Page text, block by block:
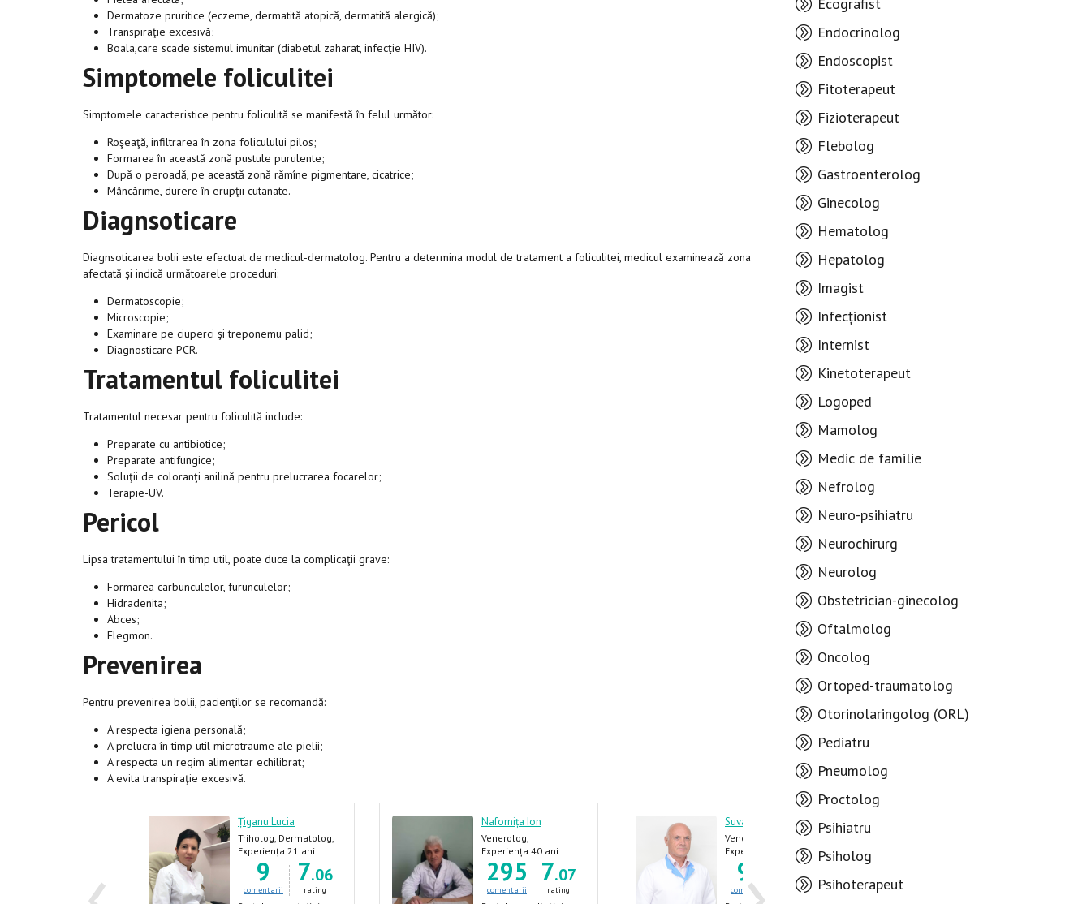
Dermatoze pruritice (eczeme, dermatită atopică, dermatită alergică);
Transpiraţie excesivă;
Boala,care scade sistemul imunitar (diabetul zaharat, infecţie HIV).
Simptomele foliculitei
Simptomele caracteristice pentru foliculită se manifestă în felul următor:
Roşeaţă, infiltrarea în zona foliculului pilos;
Formarea în această zonă pustule purulente;
După o peroadă, pe această zonă rămîne pigmentare, cicatrice;
Mâncărime, durere în erupţii cutanate.
Diagnsoticare
Diagnsoticarea bolii este efectuat de medicul-dermatolog. Pentru a determina modul de tratament a foliculitei, medicul examinează zona
afectată şi indică următoarele proceduri:
Dermatoscopie;
Microscopie;
Examinare pe ciuperci şi treponemu palid;
Diagnosticare PCR.
Tratamentul foliculitei
Tratamentul necesar pentru foliculită include:
Preparate cu antibiotice;
Preparate antifungice;
Soluţii de coloranţi anilină pentru prelucrarea focarelor;
Terapie-UV.
Pericol
Lipsa tratamentului în timp util, poate duce la complicaţii grave:
Formarea carbunculelor, furunculelor;
Hidradenita;
Abces;
Flegmon.
Prevenirea
Pentru prevenirea bolii, pacienţilor se recomandă:
A respecta igiena personală;
A prelucra în timp util microtraume ale pielii;
A respecta un regim alimentar echilibrat;
A evita transpiraţie excesivă.
Țiganu Lucia
Triholog, Dermatolog,
Venerolog
Experiența 21 ani
9
comentarii
7.06
rating
Nafornița Ion
Venerolog,
Dermatolog, Androlog,
Urolog
Experiența 40 ani
295
comentarii
7.07
rating
Suvac Veaceslav
Venerolog,
Dermatolog
Experiența 48 ani
94
comentarii
7.59
rating
Endocrinolog
Endoscopist
Fitoterapeut
Fizioterapeut
Flebolog
Gastroenterolog
Ginecolog
Hematolog
Hepatolog
Imagist
Infecționist
Internist
Kinetoterapeut
Logoped
Mamolog
Medic de familie
Nefrolog
Neuro-psihiatru
Neurochirurg
Neurolog
Obstetrician-ginecolog
Oftalmolog
Oncolog
Ortoped-traumatolog
Otorinolaringolog (ORL)
Pediatru
Pneumolog
Proctolog
Psihiatru
Psiholog
Psihoterapeut